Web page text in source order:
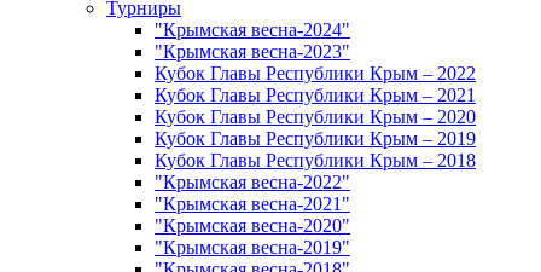
Турниры
"Крымская весна-2024"
"Крымская весна-2023"
Кубок Главы Республики Крым – 2022
Кубок Главы Республики Крым – 2021
Кубок Главы Республики Крым – 2020
Кубок Главы Республики Крым – 2019
Кубок Главы Республики Крым – 2018
"Крымская весна-2022"
"Крымская весна-2021"
"Крымская весна-2020"
"Крымская весна-2019"